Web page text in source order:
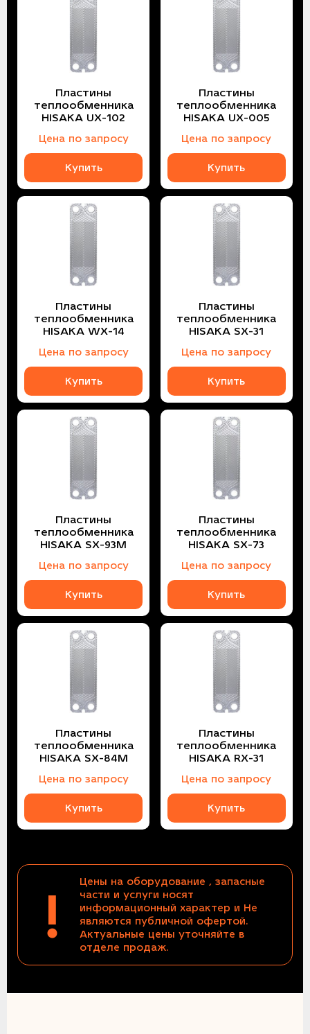
Пластины
теплообменника
HISAKA UX-102
Цена по запросу
Купить
Пластины
теплообменника
HISAKA UX-005
Цена по запросу
Купить
Пластины
теплообменника
HISAKA WX-14
Цена по запросу
Купить
Пластины
теплообменника
HISAKA SX-31
Цена по запросу
Купить
Пластины
теплообменника
HISAKA SX-93M
Цена по запросу
Купить
Пластины
теплообменника
HISAKA SX-73
Цена по запросу
Купить
Пластины
теплообменника
HISAKA SX-84M
Цена по запросу
Купить
Пластины
теплообменника
HISAKA RX-31
Цена по запросу
Купить
!
Цены на оборудование , запасные
части и услуги носят
информационный характер и Не
являются публичной офертой.
Актуальные цены уточняйте в
отделе продаж.